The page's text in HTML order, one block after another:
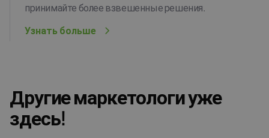
принимайте более взвешенные решения.
Узнать больше
Другие маркетологи уже
здесь!